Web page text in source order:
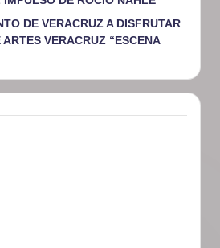
DE VERACRUZ A DISFRUTAR
VERACRUZ “ESCENA